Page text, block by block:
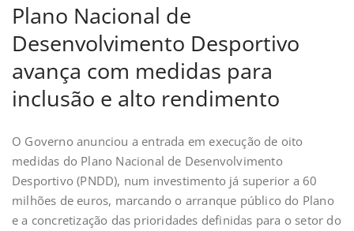
Plano Nacional de
Desenvolvimento Desportivo
avança com medidas para
inclusão e alto rendimento
O Governo anunciou a entrada em execução de oito
medidas do Plano Nacional de Desenvolvimento
Desportivo (PNDD), num investimento já superior a 60
milhões de euros, marcando o arranque público do Plano
e a concretização das prioridades definidas para o setor do